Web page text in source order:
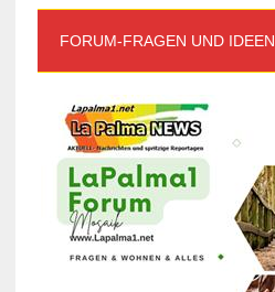
FORUM-FRAGEN UND IDEEN